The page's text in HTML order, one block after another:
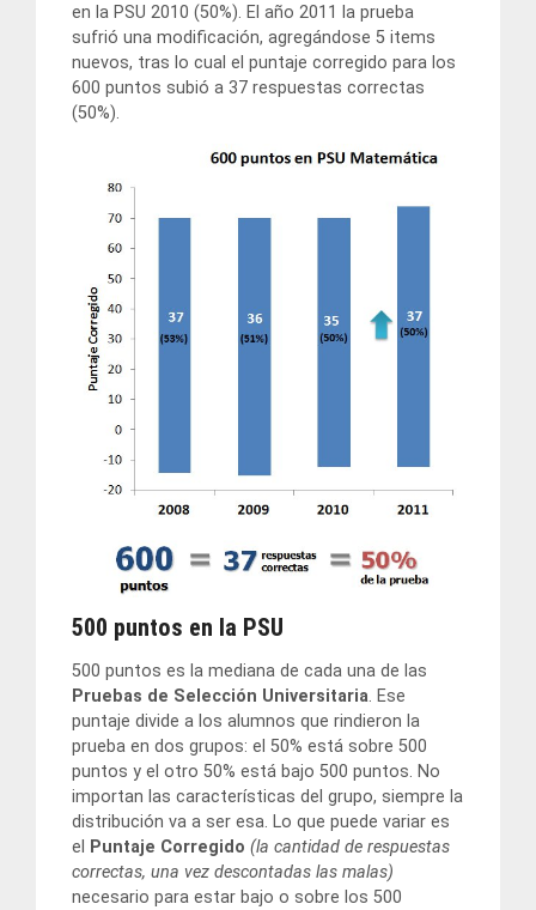
en la PSU 2010 (50%). El año 2011 la prueba
sufrió una modificación, agregándose 5 items
nuevos, tras lo cual el puntaje corregido para los
600 puntos subió a 37 respuestas correctas
(50%).
500 puntos en la PSU
500 puntos es la mediana de cada una de las
Pruebas de Selección Universitaria. Ese
puntaje divide a los alumnos que rindieron la
prueba en dos grupos: el 50% está sobre 500
puntos y el otro 50% está bajo 500 puntos. No
importan las características del grupo, siempre la
distribución va a ser esa. Lo que puede variar es
el Puntaje Corregido (la cantidad de respuestas
correctas, una vez descontadas las malas)
necesario para estar bajo o sobre los 500